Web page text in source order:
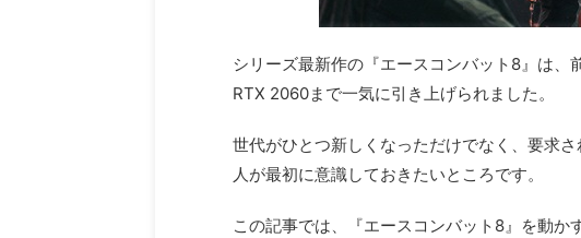
シリーズ最新作の『エースコンバット8』は
RTX 2060まで一気に引き上げられました。
世代がひとつ新しくなっただけでなく、要求
人が最初に意識しておきたいところです。
この記事では、『エースコンバット8』を動